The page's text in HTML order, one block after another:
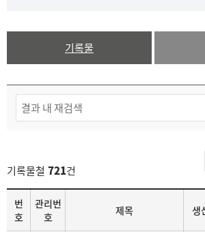
기록물
기록물철 721건
목
록
번
호
관리번
호
제목 생